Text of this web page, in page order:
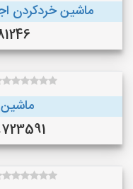
ماشین خردکردن